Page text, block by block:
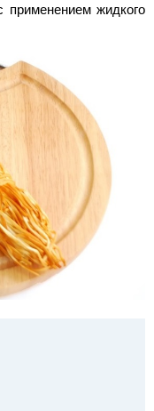
применением жидкого